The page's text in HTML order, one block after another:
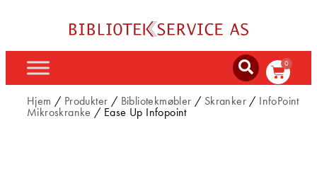
0
Hjem / Produkter / Bibliotekmøbler / Skranker / InfoPoint
Mikroskranke / Ease Up Infopoint